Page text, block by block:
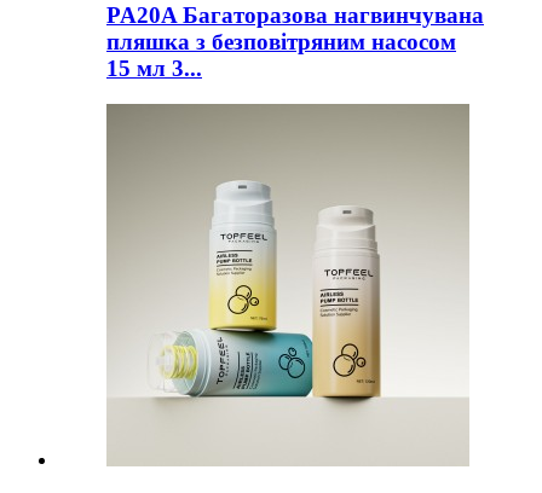
PA20A Багаторазова нагвинчувана
пляшка з безповітряним насосом
15 мл 3...